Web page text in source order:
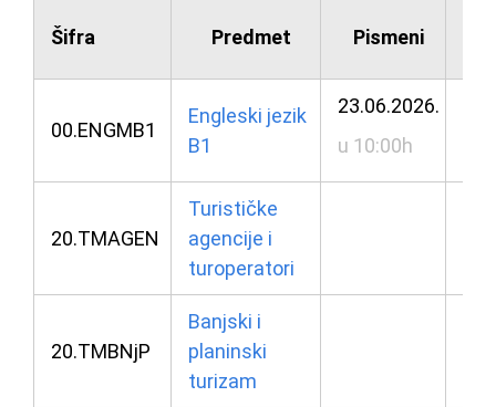
Šifra Predmet Pismeni
00.ENGMB1
Engleski jezik
B1
23.06.2026.
u 10:00h
20.TMAGEN
Turističke
agencije i
turoperatori
20.TMBNjP
Banjski i
planinski
turizam